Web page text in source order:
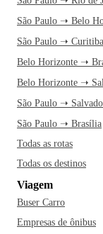
São Paulo ➝ Belo
São Paulo ➝ Curitiba
Belo Horizonte ➝
Belo Horizonte ➝
São Paulo ➝
São Paulo ➝ Brasília
Todas as rotas
Todas os destinos
Viagem
Buser Carro
Empresas de ônibus